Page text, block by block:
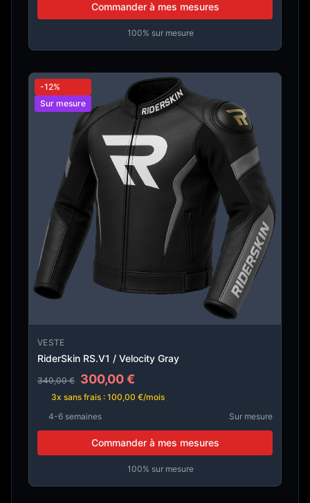
Commander à mes mesures
100% sur mesure
-12%
Sur mesure
VESTE
RiderSkin RS.V1 / Velocity Gray
340,00 € 300,00 €
3x sans frais : 100,00 €/mois
4-6 semaines
Sur mesure
Commander à mes mesures
100% sur mesure